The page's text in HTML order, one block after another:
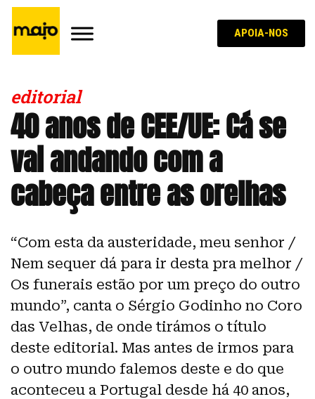
APOIA-NOS
editorial
40 anos de CEE/UE: Cá se
vai andando com a
cabeça entre as orelhas
“Com esta da austeridade, meu senhor /
Nem sequer dá para ir desta pra melhor /
Os funerais estão por um preço do outro
mundo”, canta o Sérgio Godinho no Coro
das Velhas, de onde tirámos o título
deste editorial. Mas antes de irmos para
o outro mundo falemos deste e do que
aconteceu a Portugal desde há 40 anos,